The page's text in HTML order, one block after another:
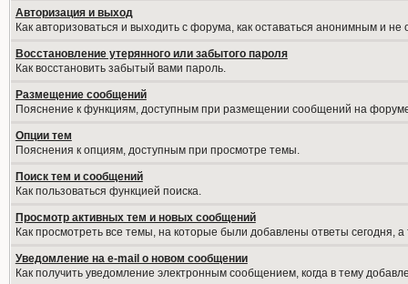
Авторизация и выход
Как авторизоваться и выходить с форума, как оставаться анонимным и
Восстановление утерянного или забытого пароля
Как восстановить забытый вами пароль.
Размещение сообщений
Пояснение к функциям, доступным при размещении сообщений на
Опции тем
Пояснения к опциям, доступным при просмотре темы.
Поиск тем и сообщений
Как пользоваться функцией поиска.
Просмотр активных тем и новых сообщений
Как просмотреть все темы, на которые были добавлены ответы сегодня,
Уведомление на е-mail о новом сообщении
Как получить уведомление электронным сообщением, когда в тему